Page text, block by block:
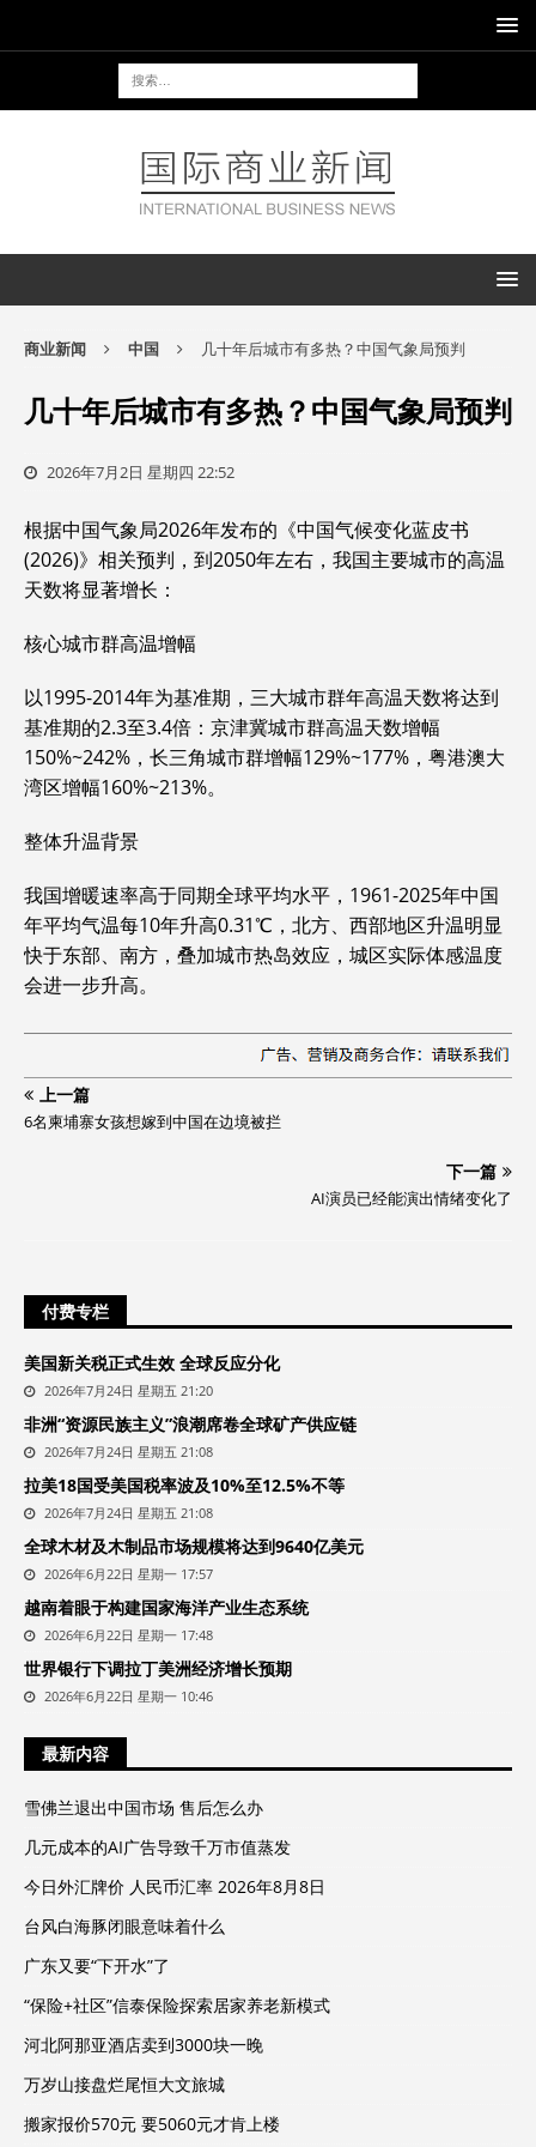
商业新闻 中国 几十年后城市有多热？中国气象局预判
几十年后城市有多热？中国气象局预判
2026年7月2日 星期四 22:52
根据中国气象局2026年发布的《中国气候变化蓝皮书
(2026)》相关预判，到2050年左右，我国主要城市的高温
天数将显著增长：
‌核心城市群高温增幅‌
以1995-2014年为基准期，三大城市群年高温天数将达到
基准期的2.3至3.4倍：京津冀城市群高温天数增幅
150%~242%，长三角城市群增幅129%~177%，粤港澳大
湾区增幅160%~213%。
‌整体升温背景‌
我国增暖速率高于同期全球平均水平，1961-2025年中国
年平均气温每10年升高0.31℃，北方、西部地区升温明显
快于东部、南方，叠加城市热岛效应，城区实际体感温度
会进一步升高。
上一篇
6名柬埔寨女孩想嫁到中国在边境被拦
下一篇
AI演员已经能演出情绪变化了
付费专栏
美国新关税正式生效 全球反应分化
2026年7月24日 星期五 21:20
非洲“资源民族主义”浪潮席卷全球矿产供应链
2026年7月24日 星期五 21:08
拉美18国受美国税率波及10%至12.5%不等
2026年7月24日 星期五 21:08
全球木材及木制品市场规模将达到9640亿美元
2026年6月22日 星期一 17:57
越南着眼于构建国家海洋产业生态系统
2026年6月22日 星期一 17:48
世界银行下调拉丁美洲经济增长预期
2026年6月22日 星期一 10:46
最新内容
雪佛兰退出中国市场 售后怎么办
几元成本的AI广告导致千万市值蒸发
今日外汇牌价 人民币汇率 2026年8月8日
台风白海豚闭眼意味着什么
广东又要“下开水”了
“保险+社区”信泰保险探索居家养老新模式
河北阿那亚酒店卖到3000块一晚
万岁山接盘烂尾恒大文旅城
搬家报价570元 要5060元才肯上楼